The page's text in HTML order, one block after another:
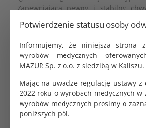
Potwierdzenie statusu osoby
Informujemy, że niniejsza strona
wyrobów medycznych
MAZUR Sp. z o.o. z siedzibą w Kaliszu.
Mając na uwadze regulację ustawy z
2022 roku o wyrobach medycznych w
wyrobów medycznych prosimy o
poniższych pól.ALBIS Mesh Sacrocolpopexy
Zapewniającą pewny i stabilny
wysokogatunkowej stali
Długość 26 cm. Igła 1/2. Ø
przeciągnięcia nici 6 x 3 mm.